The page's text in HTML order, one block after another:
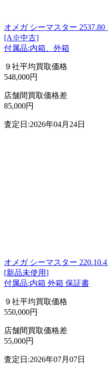
オメガ シーマスター 2537.80
[A※中古]
付属品:内箱、外箱
９社平均買取価格
548,000円
店舗間買取価格差
85,000円
査定日:2026年04月24日
オメガ シーマスター
[新品未使用]
付属品:内箱 外箱 保証書
９社平均買取価格
550,000円
店舗間買取価格差
55,000円
査定日:2026年07月07日